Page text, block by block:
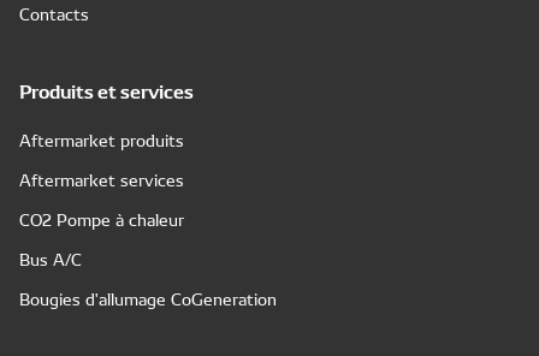
Contacts
Produits et services
Aftermarket produits
Aftermarket services
CO2 Pompe à chaleur
Bus A/C
Bougies d'allumage CoGeneration